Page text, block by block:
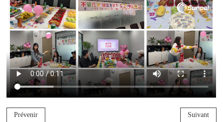
Prévenir Suivant